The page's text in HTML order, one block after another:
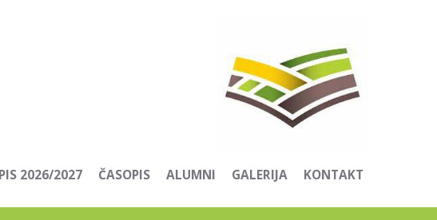
2026/2027 ČASOPIS ALUMNI GALERIJA KONTAKT